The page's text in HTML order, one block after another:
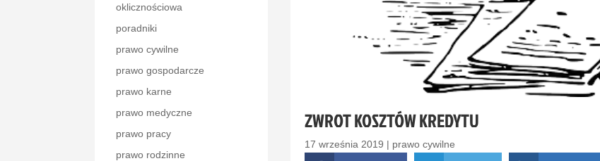
oklicznościowa
poradniki
prawo cywilne
prawo gospodarcze
prawo karne
prawo medyczne
prawo pracy
prawo rodzinne
ZWROT KOSZTÓW KREDYTU
17 września 2019 | prawo cywilne